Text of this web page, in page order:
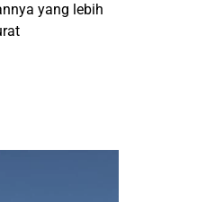
yang lebih